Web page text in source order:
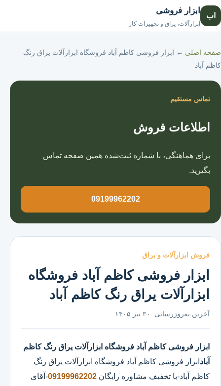
اب
ابزار فروشی
ابزارآلات، یراق و تجهیزات کار
صفحه اصلی ← ابزار فروشی کاظم آباد فروشگاه ابزارآلات یراق رنگ
کاظم آباد
فروش ابزارآلات و یراق
ابزار فروشی کاظم آباد فروشگاه
ابزارآلات یراق رنگ کاظم آباد
آخرین به‌روزرسانی: ۳۰ تیر ۱۴۰۵
ابزار فروشی کاظم آباد فروشگاه ابزارآلات یراق رنگ کاظم
آباد ابزار فروشی کاظم آباد فروشگاه ابزارآلات یراق رنگ
کاظم آباد-با تخفیف مشاوره رایگان 09199962202-آقای
تماس مستقیم
اطلاعات فروش
برای هماهنگی، با شماره ثبت‌شده همین صفحه تماس
بگیرید.
09199962202